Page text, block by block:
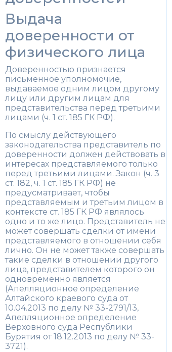
Выдача
доверенности от
физического лица
Доверенностью признается
письменное уполномочие,
выдаваемое одним лицом другому
лицу или другим лицам для
представительства перед третьими
лицами (ч. 1 ст. 185 ГК РФ).
По смыслу действующего
законодательства представитель по
доверенности должен действовать в
интересах представляемого только
перед третьими лицами. Закон (ч. 3
ст. 182, ч. 1 ст. 185 ГК РФ) не
предусматривает, чтобы
представляемым и третьим лицом в
контексте ст. 185 ГК РФ являлось
одно и то же лицо. Представитель не
может совершать сделки от имени
представляемого в отношении себя
лично. Он не может также совершать
такие сделки в отношении другого
лица, представителем которого он
одновременно является
(Апелляционное определение
Алтайского краевого суда от
10.04.2013 по делу № 33-2791/13,
Апелляционное определение
Верховного суда Республики
Бурятия от 18.12.2013 по делу № 33-
3721).